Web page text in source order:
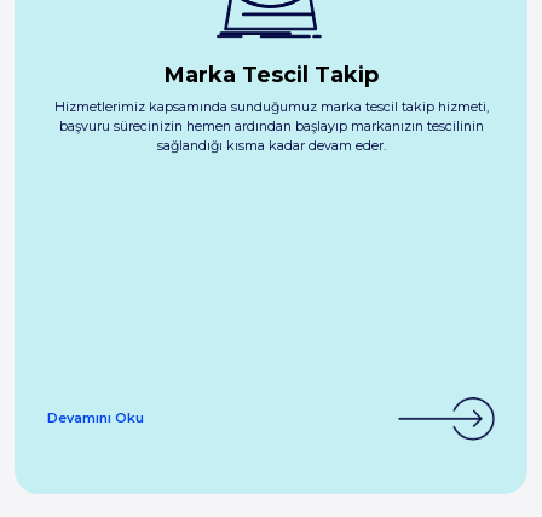
Marka Tescil Takip
Hizmetlerimiz kapsamında sunduğumuz marka tescil takip hizmeti,
başvuru sürecinizin hemen ardından başlayıp markanızın tescilinin
sağlandığı kısma kadar devam eder.
Devamını Oku